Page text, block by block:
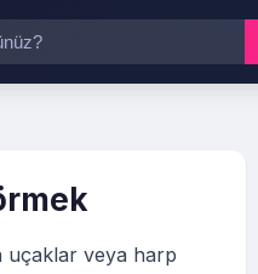
uçaklar veya harp